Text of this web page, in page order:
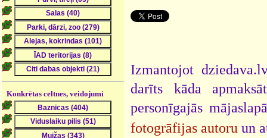
Konkrētas celtnes, veidojumi
Izmantojot
darīts kāda
personīgajās
fotogrāfijas autoru un